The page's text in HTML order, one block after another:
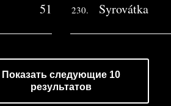
51 230. Syrovátka
Показать следующие 10
результатов